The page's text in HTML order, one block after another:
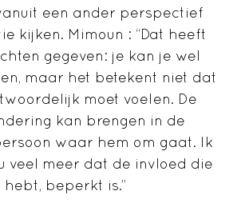
een ander perspectief
kijken. Mimoun : “Dat heeft
gegeven: je kan je wel
maar het betekent niet dat
moet voelen. De
kan brengen in de
waar hem om gaat. Ik
veel meer dat de invloed die
beperkt is.”